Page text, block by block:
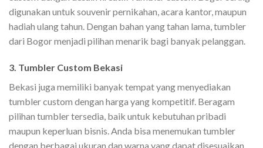
digunakan untuk souvenir pernikahan, acara kantor, maupun
hadiah ulang tahun. Dengan bahan yang tahan lama, tumbler
dari Bogor menjadi pilihan menarik bagi banyak pelanggan.
3. Tumbler Custom Bekasi
Bekasi juga memiliki banyak tempat yang menyediakan
tumbler custom dengan harga yang kompetitif. Beragam
pilihan tumbler tersedia, baik untuk kebutuhan pribadi
maupun keperluan bisnis. Anda bisa menemukan tumbler
dengan berbagai ukuran dan warna yang dapat disesuaikan